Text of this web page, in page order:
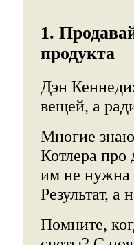
1.
продукта
Дэн
вещей, а
Многие
Котлера
им не нужна
Результат, а
Помните,